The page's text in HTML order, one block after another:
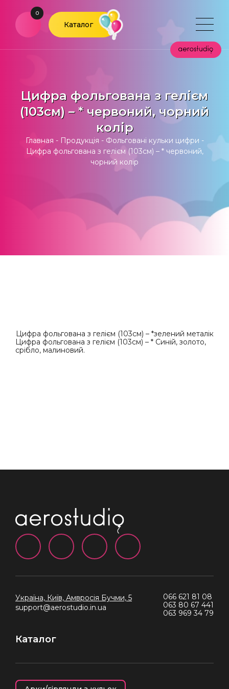
0
Каталог
Цифра фольгована з гелієм
(103см) – * червоний, чорний
колір
Главная - Продукція - Фольговані кульки цифри -
Цифра фольгована з гелієм (103см) – * червоний,
чорний колір
Цифра фольгована з гелієм (103см) – *зелений металік
Цифра фольгована з гелієм (103см) – * Синій, золото,
срібло, малиновий.
Україна, Київ, Амвросія Бучми, 5
support@aerostudio.in.ua
066 621 81 08
063 80 67 441
063 969 34 79
Каталог